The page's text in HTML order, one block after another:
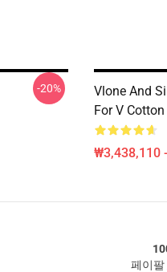
-20%
Vlone And
For V
₩3,438,110
페이